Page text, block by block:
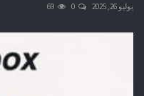
يوليو 26, 2025 0
69